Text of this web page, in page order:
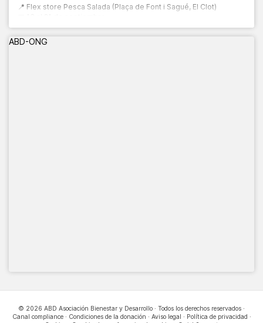
📍 Flex store Pesca Salada (Plaça de Font i Sagué, El Clot)
🕙 10:00 a 20:00 h
ABD-ONG
© 2026 ABD Asociación Bienestar y Desarrollo · Todos los derechos reservados ·
Canal compliance· Condiciones de la donación · Aviso legal · Política de privacidad ·